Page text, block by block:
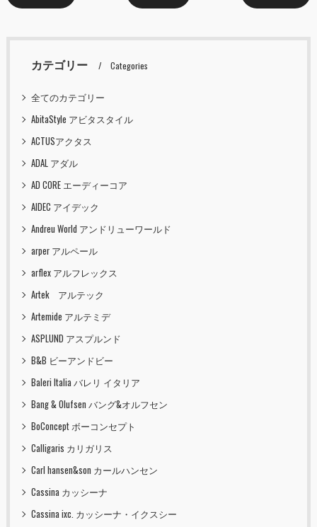
カテゴリー Categories
全てのカテゴリー
AbitaStyle アビタスタイル
ACTUSアクタス
ADAL アダル
AD CORE エーディーコア
AIDEC アイデック
Andreu World アンドリューワールド
arper アルペール
arflex アルフレックス
Artek アルテック
Artemide アルテミデ
ASPLUND アスプルンド
B&B ビーアンドビー
Baleri Italia バレリ イタリア
Bang & Olufsen バング&オルフセン
BoConcept ボーコンセプト
Calligaris カリガリス
Carl hansen&son カールハンセン
Cassina カッシーナ
Cassina ixc. カッシーナ・イクスシー